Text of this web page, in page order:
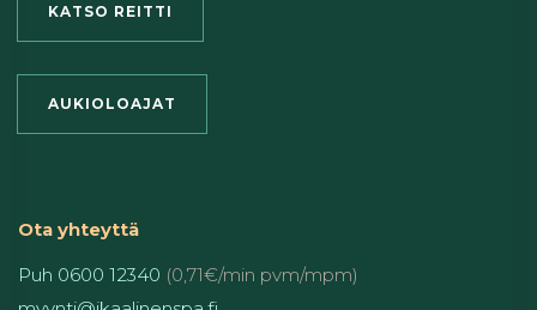
KATSO REITTI
AUKIOLOAJAT
Ota yhteyttä
Puh 0600 12340 (0,71€/min pvm/mpm)